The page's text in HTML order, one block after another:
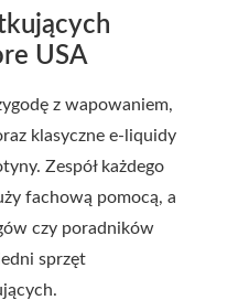
USA
z wapowaniem,
klasyczne e-liquidy
Zespół każdego
fachową pomocą, a
czy poradników
sprzęt